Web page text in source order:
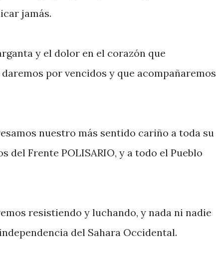
jamás.
y el dolor en el corazón que
por vencidos y que acompañaremos
nuestro más sentido cariño a toda su
del Frente POLISARIO, y a todo el Pueblo
resistiendo y luchando, y nada ni nadie
del Sahara Occidental.